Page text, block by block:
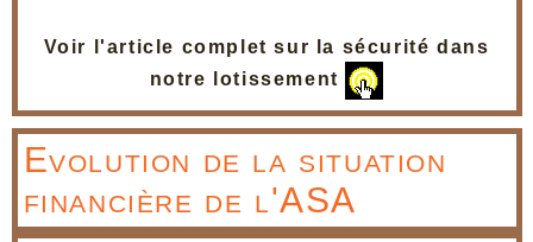
Voir l'article complet sur la sécurité dans
notre lotissement
Evolution de la situation
financière de l'ASA